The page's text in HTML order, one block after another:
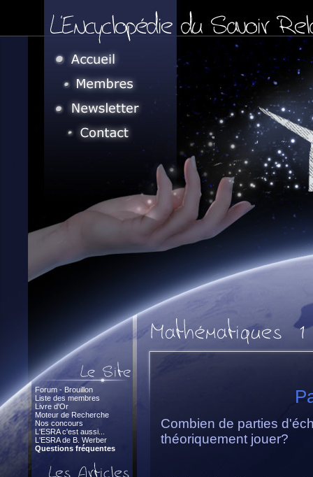
Forum - Brouillon
Liste des membres
Livre d'Or
Moteur de Recherche
Nos concours
L'ESRA c'est aussi...
L'ESRA de B. Werber
Questions fréquentes
Combien de parties
théoriquement jouer?